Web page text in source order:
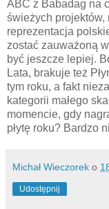
ABC z Babadag na
świeżych
reprezentacja
zostać zauważoną
być jeszcze lepiej.
Lata, brakuje też
tym roku, a fakt
kategorii małego
momencie, gdy
płytę roku? Bardzo
Michał Wieczorek o
Udostępnij